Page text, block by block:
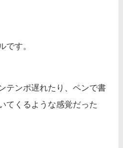
です。
テンポ遅れたり、ペンで書
てくるような感覚だった